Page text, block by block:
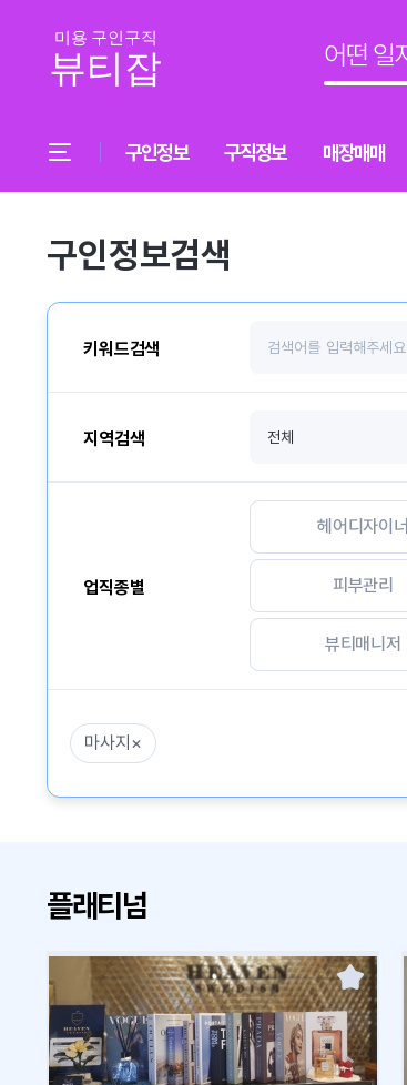
구인정보 구직정보 매장매매
구인정보검색
키워드검색
지역검색
업직종별
헤어디자이너
피부관리
뷰티매니저
마사지 ×
플래티넘